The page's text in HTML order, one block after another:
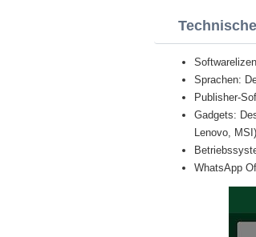
Sprachen:
Publisher-
Gadgets:
Lenovo, MSI)
WhatsApp